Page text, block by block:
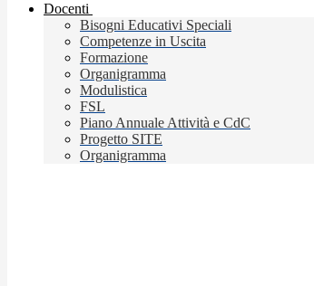
Docenti
Bisogni Educativi Speciali
Competenze in Uscita
Formazione
Organigramma
Modulistica
FSL
Piano Annuale Attività e CdC
Progetto SITE
Organigramma